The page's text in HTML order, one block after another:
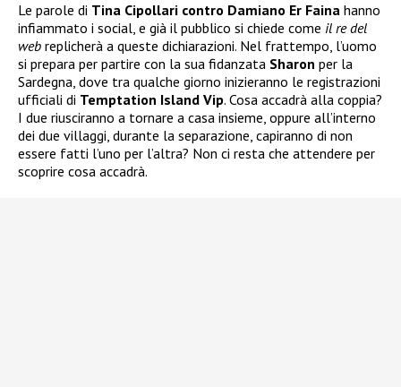
Le parole di Tina Cipollari contro Damiano Er Faina hanno
infiammato i social, e già il pubblico si chiede come il re del
web replicherà a queste dichiarazioni. Nel frattempo, l’uomo
si prepara per partire con la sua fidanzata Sharon per la
Sardegna, dove tra qualche giorno inizieranno le registrazioni
ufficiali di Temptation Island Vip. Cosa accadrà alla coppia?
I due riusciranno a tornare a casa insieme, oppure all’interno
dei due villaggi, durante la separazione, capiranno di non
essere fatti l’uno per l’altra? Non ci resta che attendere per
scoprire cosa accadrà.